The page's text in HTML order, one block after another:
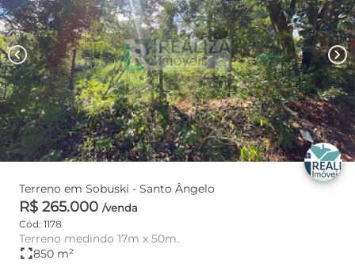
chevron_left chevron_right
Terreno em Sobuski - Santo Ângelo
R$ 265.000 /venda
Cód: 1178
Terreno medindo 17m x 50m.
fullscreen850 m²